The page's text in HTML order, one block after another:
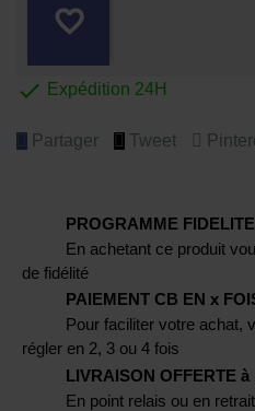
favorite_border
 Expédition 24H
Partager Tweet
PROGRAMME FIDELITE
En achetant ce produit
de fidélité
PAIEMENT CB EN x
Pour faciliter votre achat,
régler en 2, 3 ou 4 fois
LIVRAISON OFFERTE
En point relais ou en